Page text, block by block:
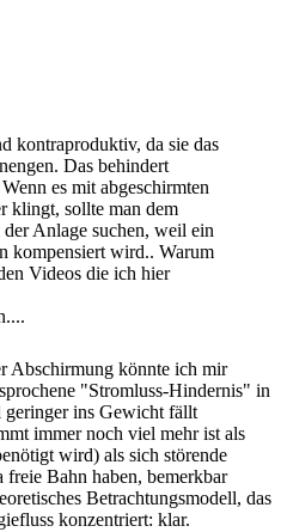
kontraproduktiv, da sie das
Das behindert
es mit abgeschirmten
klingt, sollte man dem
Anlage suchen, weil ein
kompensiert wird.. Warum
Videos die ich hier
Abschirmung könnte ich mir
"Stromluss-Hindernis" in
geringer ins Gewicht fällt
immer noch viel mehr ist als
wird) als sich störende
Bahn haben, bemerkbar
Betrachtungsmodell, das
konzentriert: klar.